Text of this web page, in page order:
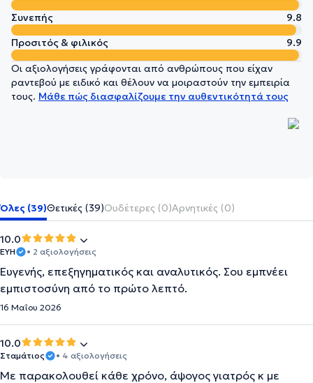
Συνεπής
9.8
Προσιτός & φιλικός
9.9
Οι αξιολογήσεις γράφονται από ανθρώπους που είχαν
ραντεβού με ειδικό και θέλουν να μοιραστούν την εμπειρία
τους. Μάθε πώς διασφαλίζουμε την αυθεντικότητά τους
Όλες (39)Θετικές (39)Ουδέτερες (0)Αρνητικές (0)
10.0
ΕΥΗ • 2 αξιολογήσεις
Ευγενής, επεξηγηματικός και αναλυτικός. Σου εμπνέει
εμπιστοσύνη από το πρώτο λεπτό.
16 Μαΐου 2026
10.0
Σταμάτιος • 4 αξιολογήσεις
Με παρακολουθεί κάθε χρόνο, άψογος γιατρός κ με